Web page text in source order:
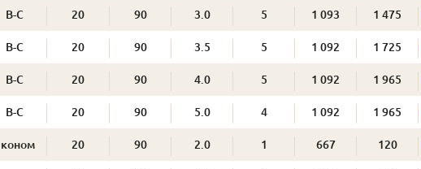
В-С 20 90 3.0 5 1 093 1 475
В-С 20 90 3.5 5 1 092 1 725
В-С 20 90 4.0 5 1 092 1 965
В-С 20 90 5.0 4 1 092 1 965
20 90 2.0 1 667 120